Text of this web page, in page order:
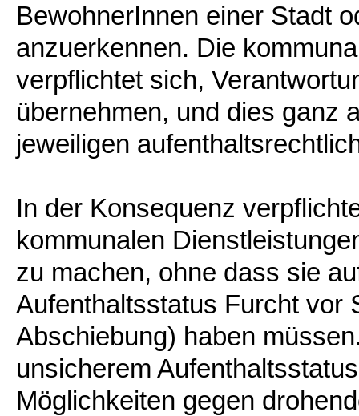
BewohnerInnen einer Stadt
anzuerkennen. Die
verpflichtet sich,
übernehmen, und dies ganz
jeweiligen
In der Konsequenz
kommunalen
zu machen, ohne dass sie
Aufenthaltsstatus Furcht vor
Abschiebung) haben
unsicherem
Möglichkeiten gegen